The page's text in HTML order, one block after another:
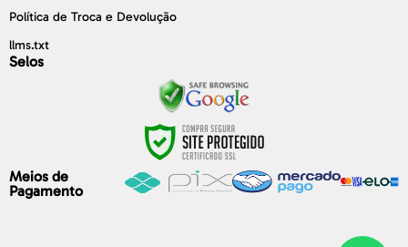
Política de Troca e Devolução
llms.txt
Selos
Meios de
Pagamento